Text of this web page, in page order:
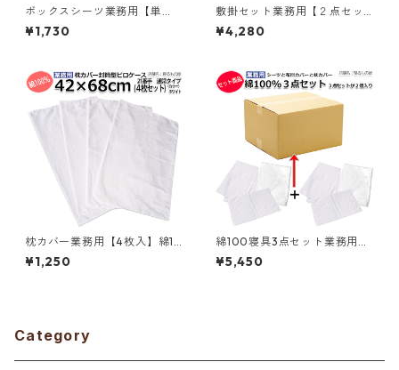
ボックスシーツ業務用【単
品】綿70% ポリ30％ 100×21
0+40cm シングルサイズ 総ゴ
1000
¥1,730
敷掛セット業務用【２点セッ
トの２個入り】シングルサイ
ズ【シーツ 布団カバー 合計２
宿 民泊／369992020
¥4,280
枕カバー業務用【4枚入】綿10
0% 42×68cm 通常タイプ ピ
ローケース 封筒型 ホワイト 白
¥1,250
綿100寝具3点セット業務用
【３点セットの２個入り】シ
ングルサイズ【シーツ 布団カ
¥5,450
Category